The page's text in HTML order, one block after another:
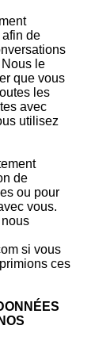
afin de
le
que vous
les
avec
utilisez
de
ou pour
vous.
si vous
ces